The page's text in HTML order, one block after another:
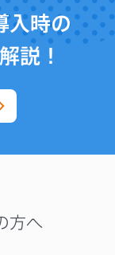
入時の
説！
方へ